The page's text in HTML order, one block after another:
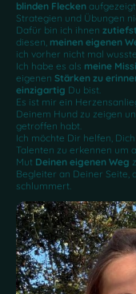
blinden Flecken
Strategien und Übungen
Dafür bin ich ihnen
diesen, meinen eigenen
ich vorher nicht mal
Ich habe es als meine
eigenen Stärken zu
einzigartig Du bist.
Es ist mir ein
Deinem Hund zu zeigen
getroffen habt.
Ich möchte Dir helfen,
Talenten zu erkennen um
Mut Deinen eigenen Weg
Begleiter an Deiner Seite,
schlummert.